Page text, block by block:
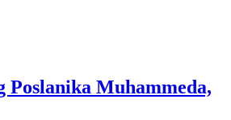
Poslanika Muhammeda,